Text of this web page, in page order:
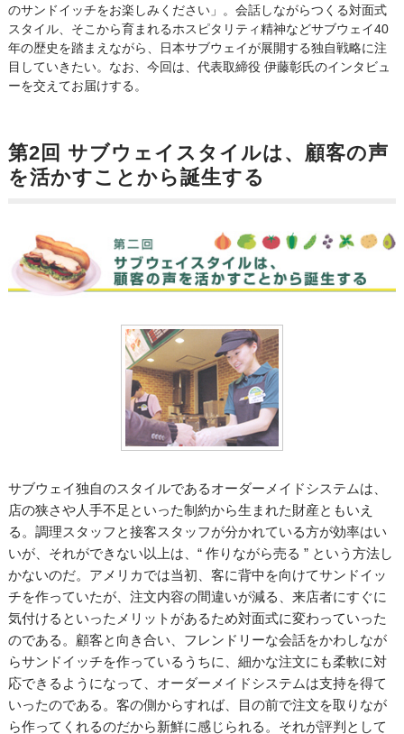
のサンドイッチをお楽しみください」。会話しながらつくる対面式
スタイル、そこから育まれるホスピタリティ精神などサブウェイ40
年の歴史を踏まえながら、日本サブウェイが展開する独自戦略に注
目していきたい。なお、今回は、代表取締役 伊藤彰氏のインタビュ
ーを交えてお届けする。
第2回 サブウェイスタイルは、顧客の声
を活かすことから誕生する
サブウェイ独自のスタイルであるオーダーメイドシステムは、
店の狭さや人手不足といった制約から生まれた財産ともいえ
る。調理スタッフと接客スタッフが分かれている方が効率はい
いが、それができない以上は、“ 作りながら売る ” という方法し
かないのだ。アメリカでは当初、客に背中を向けてサンドイッ
チを作っていたが、注文内容の間違いが減る、来店者にすぐに
気付けるといったメリットがあるため対面式に変わっていった
のである。顧客と向き合い、フレンドリーな会話をかわしなが
らサンドイッチを作っているうちに、細かな注文にも柔軟に対
応できるようになって、オーダーメイドシステムは支持を得て
いったのである。客の側からすれば、目の前で注文を取りなが
ら作ってくれるのだから新鮮に感じられる。それが評判として